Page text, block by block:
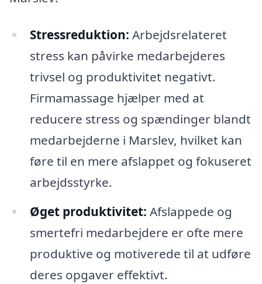
Stressreduktion: Arbejdsrelateret
stress kan påvirke medarbejderes
trivsel og produktivitet negativt.
Firmamassage hjælper med at
reducere stress og spændinger blandt
medarbejderne i Marslev, hvilket kan
føre til en mere afslappet og fokuseret
arbejdsstyrke.
Øget produktivitet: Afslappede og
smertefri medarbejdere er ofte mere
produktive og motiverede til at udføre
deres opgaver effektivt.